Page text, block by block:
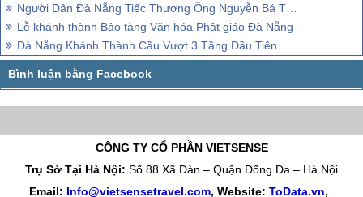
Người Dân Đà Nẵng Tiếc Thương Ông Nguyễn Bá Thanh
Lễ khánh thành Bảo tàng Văn hóa Phật giáo Đà Nẵng
Đà Nẵng Khánh Thành Cầu Vượt 3 Tầng Đầu Tiên Tại Việt Nam
CÔNG TY CỔ PHẦN VIETSENSE
Trụ Sở Tại Hà Nội: Số 88 Xã Đàn – Quận Đống Đa – Hà Nội
Email: Info@vietsensetravel.com, Website: ToData.vn,